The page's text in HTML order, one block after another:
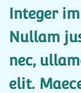
Integer
Nullam
nec,
elit.